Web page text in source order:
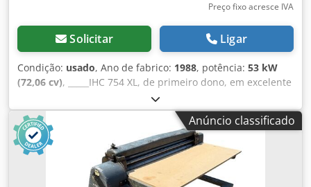
Preço fixo acresce IVA
Solicitar Ligar
Condição: usado, Ano de fabrico: 1988, potência: 53 kW
(72,06 cv), _____IHC 754 XL, de primeiro dono, em excelente
estado. Horas de utilização: aproximadamente 8.600. Ano
de fabricação: 1988. Elevação dianteira. Tomada de força
dianteira. Caixa de velocidades de 30 km/h. Preço:
24.500,00 euros, sem IVA. Localização: [informação
ausente]. Chodpfxezdmutj Ag Soa
Anúncio classificado